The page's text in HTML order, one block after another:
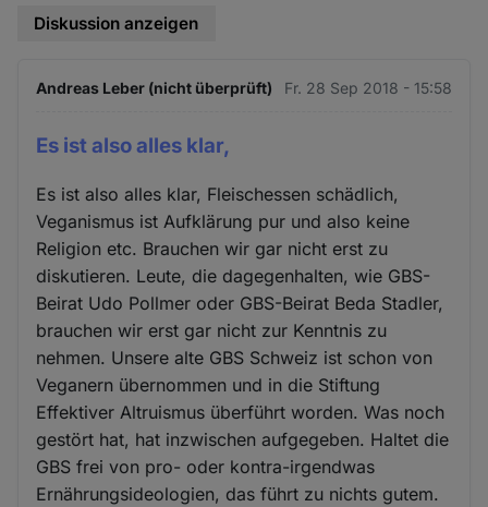
Diskussion anzeigen
Andreas Leber (nicht überprüft) Fr. 28 Sep 2018 - 15:58
Es ist also alles klar,
Es ist also alles klar, Fleischessen schädlich,
Veganismus ist Aufklärung pur und also keine
Religion etc. Brauchen wir gar nicht erst zu
diskutieren. Leute, die dagegenhalten, wie GBS-
Beirat Udo Pollmer oder GBS-Beirat Beda Stadler,
brauchen wir erst gar nicht zur Kenntnis zu
nehmen. Unsere alte GBS Schweiz ist schon von
Veganern übernommen und in die Stiftung
Effektiver Altruismus überführt worden. Was noch
gestört hat, hat inzwischen aufgegeben. Haltet die
GBS frei von pro- oder kontra-irgendwas
Ernährungsideologien, das führt zu nichts gutem.